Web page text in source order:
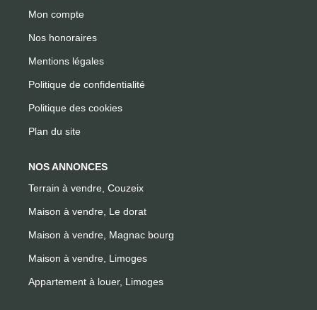
Mon compte
Nos honoraires
Mentions légales
Politique de confidentialité
Politique des cookies
Plan du site
NOS ANNONCES
Terrain à vendre, Couzeix
Maison à vendre, Le dorat
Maison à vendre, Magnac bourg
Maison à vendre, Limoges
Appartement à louer, Limoges